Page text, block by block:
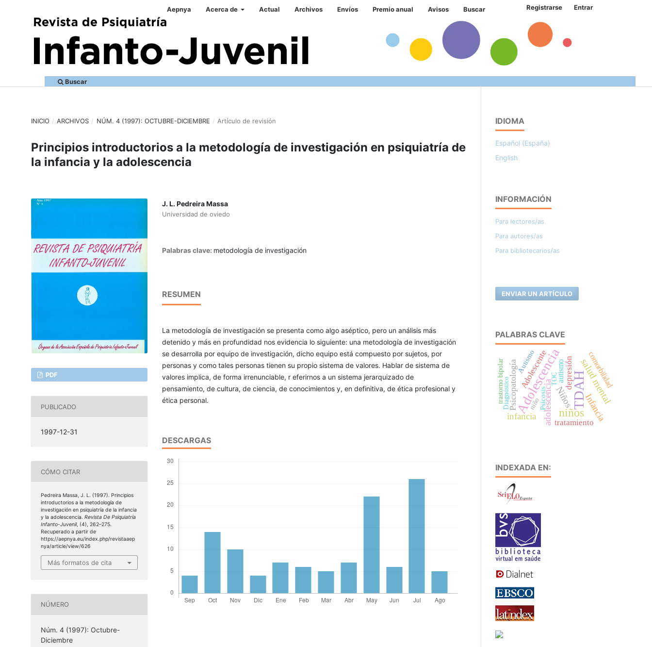
Aepnya Acerca de Actual Archivos Envíos Premio anual Avisos Buscar Registrarse Entrar
Buscar
INICIO / ARCHIVOS / NÚM. 4 (1997): OCTUBRE-DICIEMBRE / Artículo de revisión
Principios introductorios a la metodología de investigación en psiquiatría de
la infancia y la adolescencia
PDF
PUBLICADO
1997-12-31
CÓMO CITAR
Pedreira Massa, J. L. (1997). Principios
introductorios a la metodología de
investigación en psiquiatría de la infancia
y la adolescencia. Revista De Psiquiatría
Infanto-Juvenil, (4), 262–275.
Recuperado a partir de
https://aepnya.eu/index.php/revistaaep
nya/article/view/626
Más formatos de cita
NÚMERO
Núm. 4 (1997): Octubre-
Diciembre
J. L. Pedreira Massa
Universidad de oviedo
Palabras clave: metodología de investigación
RESUMEN
La metodología de investigación se presenta como algo aséptico, pero un análisis más
detenido y más en profundidad nos evidencia lo siguiente: una metodología de investigación
se desarrolla por equipo de investigación, dicho equipo está compuesto por sujetos, por
personas y como tales personas tienen su propio sistema de valores. Hablar de sistema de
valores implica, de forma irrenunciable, r eferirnos a un sistema jerarquizado de
pensamiento, de cultura, de ciencia, de conocimientos y, en definitiva, de ética profesional y
ética personal.
DESCARGAS
IDIOMA
Español (España)
English
INFORMACIÓN
Para lectores/as
Para autores/as
Para bibliotecarios/as
ENVIAR UN ARTÍCULO
PALABRAS CLAVE
TDAH
Adolescencianiños
salud mental
Infancia
adolescenciaNiños
infancia
Psicopatología
tratamiento
Adolescente depresión comorbilidad
autismo
Autismo
Psicosis
TOC
Diagnóstico
trastorno bipolar niño
INDEXADA EN: